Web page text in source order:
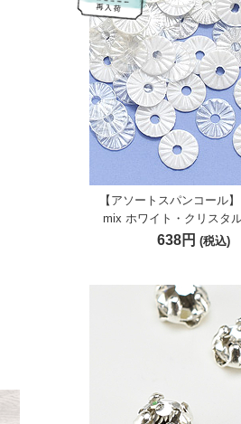
【アソートスパンコール
mix ホワイト・クリスタ
638円 (税込)